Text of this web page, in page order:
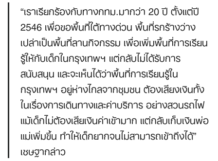
“เราเรียกร้องกับทางกทม.มากว่า 20 ปี ตั้งแต่ปี
2546 เพื่อขอพื้นที่ใต้ทางด่วน พื้นที่รกร้างว่าง
เปล่าเป็นพื้นที่ลานกิจกรรม เพื่อเพิ่มพื้นที่การเรียน
รู้ให้กับเด็กในกรุงเทพฯ แต่กลับไม่ได้รับการ
สนับสนุน และจะเห็นได้ว่าพื้นที่การเรียนรู้ใน
กรุงเทพฯ อยู่ห่างไกลจากชุมชน ต้องเสียงเงินทั้ง
ในเรื่องการเดินทางและค่าบริการ อย่างสวนรถไฟ
แม้เด็กไม่ต้องเสียเงินค่าเข้ามาก แต่กลับเก็บเงินพ่อ
แม่เพิ่มขึ้น ทำให้เด็กยากจนไม่สามารถเข้าถึงได้”
เชษฐากล่าว